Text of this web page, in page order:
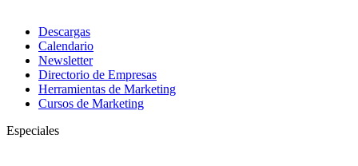
Descargas
Calendario
Newsletter
Directorio de Empresas
Herramientas de Marketing
Cursos de Marketing
Especiales